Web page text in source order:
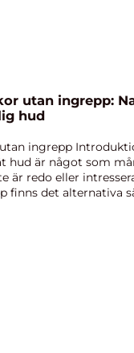
utan ingrepp:
hud
ingrepp
hud är något som
är redo eller
finns det alternativa